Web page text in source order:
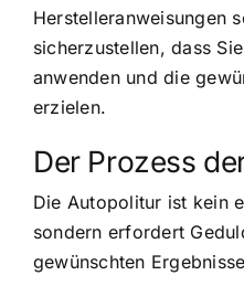
Herstelleranweisungen
sicherzustellen, dass
anwenden und die
erzielen.
Der Prozess
Die Autopolitur ist kein
sondern erfordert
gewünschten